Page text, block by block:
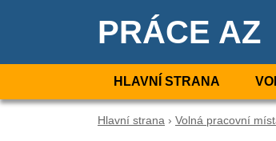
PRÁCE AZ
HLAVNÍ STRANA
Hlavní strana › Volná pracovní